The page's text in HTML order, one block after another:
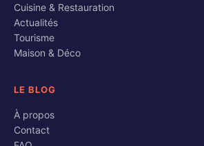
Cuisine & Restauration
Actualités
Tourisme
Maison & Déco
LE BLOG
À propos
Contact